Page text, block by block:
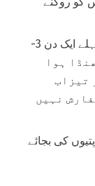
8 ایچ پی 5 فیصد سیب سیڈر سرکہ کھاتے سے پہلے ایک دن 3-
ہوا
تیزاب
نہیں
کی بجائے